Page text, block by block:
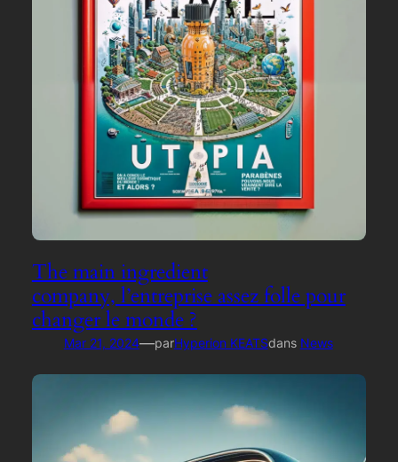
The main ingredient
company, l’entreprise assez folle pour
changer le monde ?
Mar 21, 2024—parHyperion KEATSdans News